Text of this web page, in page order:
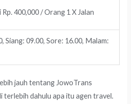
400,000 / Orang 1 X Jalan
Siang: 09.00, Sore: 16.00, Malam:
jauh tentang JowoTrans
terlebih dahulu apa itu agen travel.